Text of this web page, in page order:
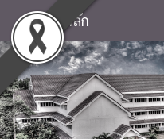
หน้าหลัก